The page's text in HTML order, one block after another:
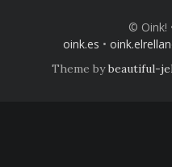
© Oink!
oink.es •
Theme bybeautiful-